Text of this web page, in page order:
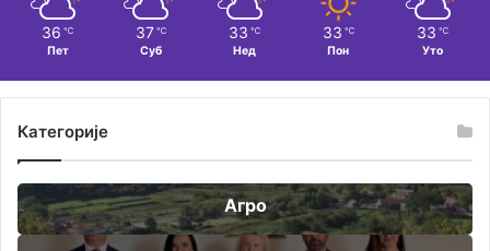
36 ℃
Пет
37 ℃
Суб
33 ℃
Нед
33 ℃
Пон
33 ℃
Уто
Категорије
Агро